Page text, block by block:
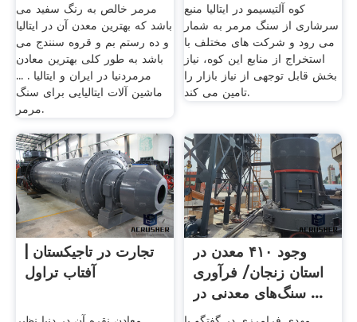
مرمر خالص به رنگ سفید می
باشد که بهترین معدن آن در ایتالیا
و ده رستم بم و قروه سنندج می
باشد به طور کلی بهترین معادن
مرمردنیا در ایران و ایتالیا . ...
ماشین آلات ایتالیایی برای سنگ
مرمر.
کوه آلتیسیمو در ایتالیا منبع
سرشاری از سنگ مرمر به شمار
می رود و شرکت های مختلف با
استخراج از منابع این کوه، نیاز
بخش قابل توجهی از نیاز بازار را
تامین می کند.
تجارت در تاجیکستان |
آفتاب تراول
وجود ۴۱۰ معدن در
استان زنجان/ فرآوری
سنگ‌های معدنی در ...